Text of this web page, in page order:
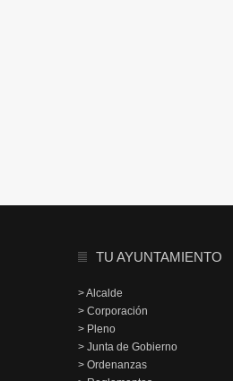
TU AYUNTAMIENTO
> Alcalde
> Corporación
> Pleno
> Junta de Gobierno
> Ordenanzas